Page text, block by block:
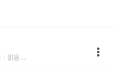
읽음 ...